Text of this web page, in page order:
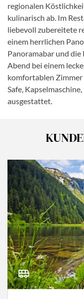
regionalen
kulinarisch ab. Im
liebevoll zubereitete
einem herrlichen
Panoramabar und die
Abend bei einem
komfortablen Zimmer
Safe,
ausgestattet.